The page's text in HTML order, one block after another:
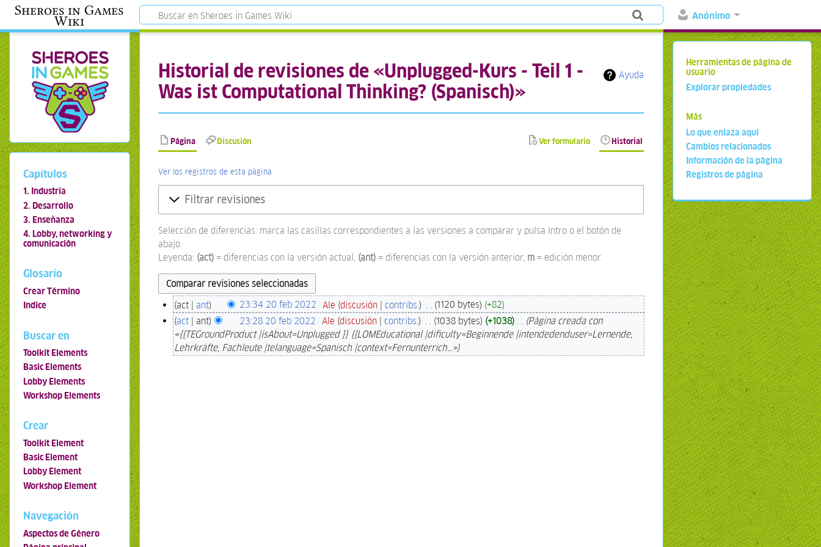
Anónimo
Sheroes in Games
Wiki
Ayuda
Historial de revisiones de «Unplugged-Kurs - Teil 1 -
Was ist Computational Thinking? (Spanisch)»
Página Discusión Ver formulario Historial
Ver los registros de esta página
Filtrar revisiones
Selección de diferencias: marca las casillas correspondientes a las versiones a comparar y pulsa Intro o el botón de
abajo.
Leyenda: (act) = diferencias con la versión actual, (ant) = diferencias con la versión anterior, m = edición menor.
act ant 23:34 20 feb 2022 Ale discusión contribs. 1120 bytes
+82
act
ant 23:28 20 feb 2022 Ale discusión contribs. 1038 bytes +1038
Página creada con
«{{TEGroundProduct |isAbout=Unplugged }} {{LOMEducational |dificulty=Beginnende |intendedenduser=Lernende,
Lehrkräfte, Fachleute |telanguage=Spanisch |context=Fernunterrich…»
Capítulos
1. Industria
2. Desarrollo
3. Enseñanza
4. Lobby, networking y
comunicación
Glosario
Crear Término
Indice
Buscar en
Toolkit Elements
Basic Elements
Lobby Elements
Workshop Elements
Crear
Toolkit Element
Basic Element
Lobby Element
Workshop Element
Navegación
Aspectos de Género
Herramientas de página de
usuario
Explorar propiedades
Más
Lo que enlaza aquí
Cambios relacionados
Información de la página
Registros de página